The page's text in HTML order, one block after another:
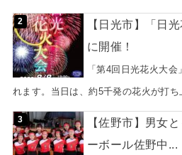
【日光市】「日
に開催！
「第4回日光花火大
れます。当日は、約5千発の花火が打
【佐野市】男女
ーボール佐野中...